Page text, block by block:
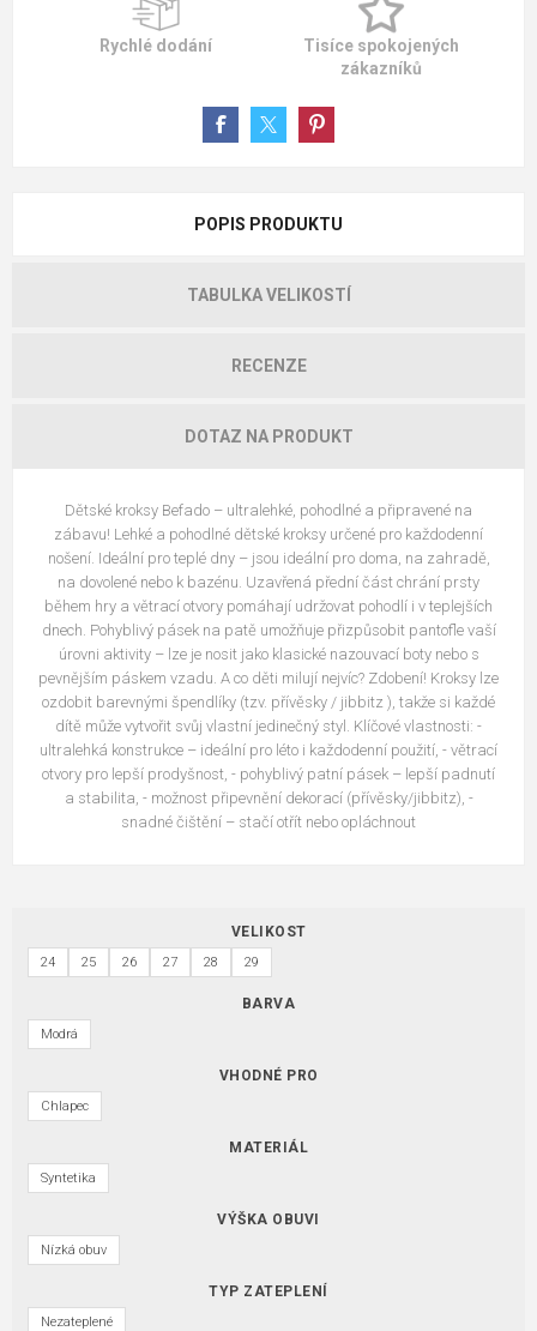
Rychlé dodání
Tisíce spokojených
zákazníků
POPIS PRODUKTU
TABULKA VELIKOSTÍ
RECENZE
DOTAZ NA PRODUKT
Dětské kroksy Befado – ultralehké, pohodlné a připravené na
zábavu! Lehké a pohodlné dětské kroksy určené pro každodenní
nošení. Ideální pro teplé dny – jsou ideální pro doma, na zahradě,
na dovolené nebo k bazénu. Uzavřená přední část chrání prsty
během hry a větrací otvory pomáhají udržovat pohodlí i v teplejších
dnech. Pohyblivý pásek na patě umožňuje přizpůsobit pantofle vaší
úrovni aktivity – lze je nosit jako klasické nazouvací boty nebo s
pevnějším páskem vzadu. A co děti milují nejvíc? Zdobení! Kroksy lze
ozdobit barevnými špendlíky (tzv. přívěsky / jibbitz ), takže si každé
dítě může vytvořit svůj vlastní jedinečný styl. Klíčové vlastnosti: -
ultralehká konstrukce – ideální pro léto i každodenní použití, - větrací
otvory pro lepší prodyšnost, - pohyblivý patní pásek – lepší padnutí
a stabilita, - možnost připevnění dekorací (přívěsky/jibbitz), -
snadné čištění – stačí otřít nebo opláchnout
VELIKOST
24 25 26 27 28 29
BARVA
Modrá
VHODNÉ PRO
Chlapec
MATERIÁL
Syntetika
VÝŠKA OBUVI
Nízká obuv
TYP ZATEPLENÍ
Nezateplené